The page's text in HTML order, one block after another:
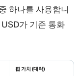
하나를 사용합니
가 기준 통화
핍 가치 (대략)